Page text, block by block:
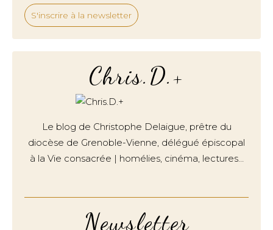
S'inscrire à la newsletter
Newsletter
Chris.D.+
Le blog de Christophe Delaigue, prêtre du
diocèse de Grenoble-Vienne, délégué épiscopal
à la Vie consacrée | homélies, cinéma, lectures…